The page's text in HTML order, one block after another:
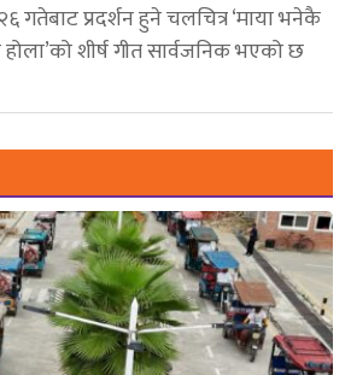
गतेबाट प्रदर्शन हुने चलचित्र ‘माया भनेकै
शीर्ष गीत सार्वजनिक भएको छ